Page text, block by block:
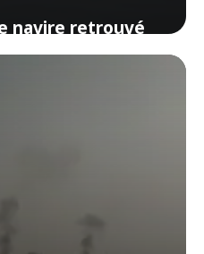
navire retrouvé
équipage